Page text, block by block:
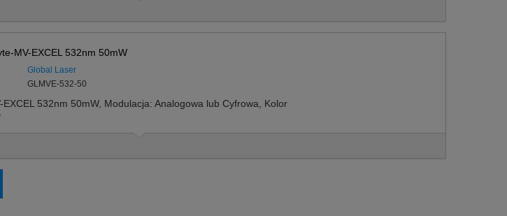
MV-EXCEL 532nm 50mW
Global Laser
GLMVE-532-50
EXCEL 532nm 50mW, Modulacja: Analogowa lub Cyfrowa, Kolor